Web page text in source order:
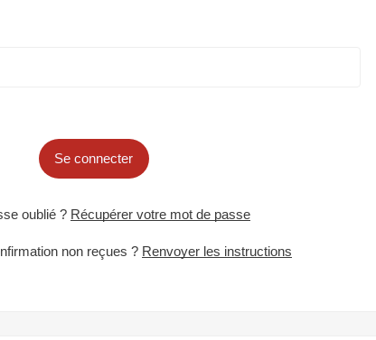
Se connecter
oublié ? Récupérer votre mot de passe
non reçues ? Renvoyer les instructions